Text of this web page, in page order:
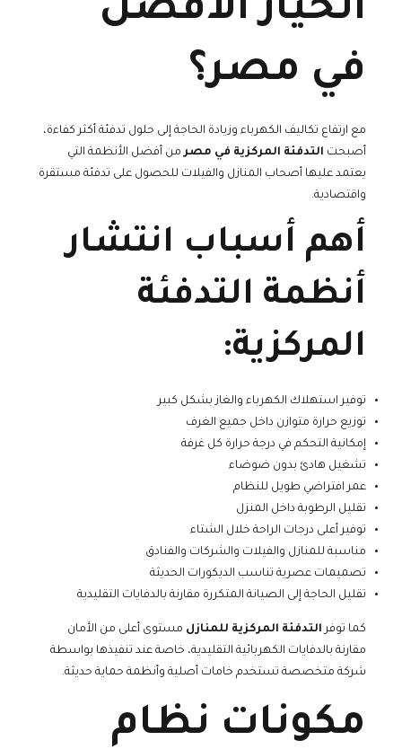
الخيار الأفضل
في مصر؟
مع ارتفاع تكاليف الكهرباء وزيادة الحاجة إلى حلول تدفئة أكثر كفاءة،
أصبحت التدفئة المركزية في مصرمن أفضل الأنظمة التي
يعتمد عليها أصحاب المنازل والفيلات للحصول على تدفئة مستقرة
واقتصادية.
أهم أسباب انتشار
أنظمة التدفئة
المركزية:
توفير استهلاك الكهرباء والغاز بشكل كبير
توزيع حرارة متوازن داخل جميع الغرف
إمكانية التحكم في درجة حرارة كل غرفة
تشغيل هادئ بدون ضوضاء
عمر افتراضي طويل للنظام
تقليل الرطوبة داخل المنزل
توفير أعلى درجات الراحة خلال الشتاء
مناسبة للمنازل والفيلات والشركات والفنادق
تصميمات عصرية تناسب الديكورات الحديثة
تقليل الحاجة إلى الصيانة المتكررة مقارنة بالدفايات التقليدية
كما توفرالتدفئة المركزية للمنازل مستوى أعلى من الأمان
مقارنة بالدفايات الكهربائية التقليدية، خاصة عند تنفيذها بواسطة
شركة متخصصة تستخدم خامات أصلية وأنظمة حماية حديثة.
مكونات نظام